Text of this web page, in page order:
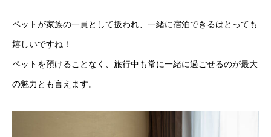
ペットが家族の一員として扱われ、一緒に宿泊できるはとっても
嬉しいですね！
ペットを預けることなく、旅行中も常に一緒に過ごせるのが最大
の魅力とも言えます。